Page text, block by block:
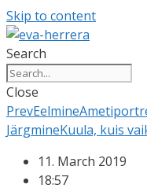
Skip to content
Search
Close
PrevEelmine
JärgmineKuula, kuis
11. March 2019
18:57